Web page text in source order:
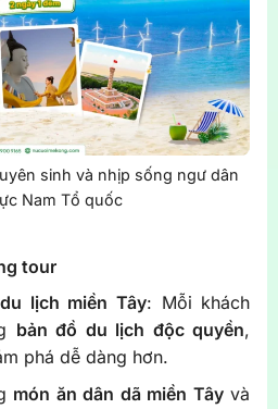
sinh và nhịp sống ngư dân
Nam Tổ quốc
tour
lịch miền Tây: Mỗi khách
bản đồ du lịch độc quyền,
phá dễ dàng hơn.
món ăn dân dã miền Tâyvà